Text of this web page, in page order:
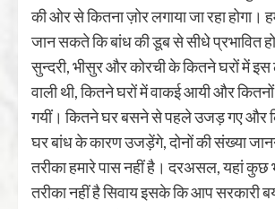
की ओर से कितना ज़ोर लगाया जा रहा होगा।
जान सकते कि बांध की डूब से सीधे प्रभावित
सुन्‍दरी, भीसुर और कोरची के कितने घरों में
वाली थी, कितने घरों में वाकई आयी और
गयीं। कितने घर बसने से पहले उजड़ गए और
घर बांध के कारण उजड़ेंगे, दोनों की संख्‍या
तरीका हमारे पास नहीं है। दरअसल, यहां कुछ
तरीका नहीं है सिवाय इसके कि आप सरकारी